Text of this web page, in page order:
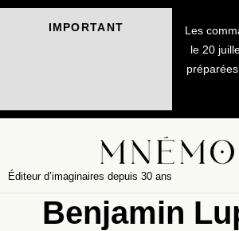
IMPORTANT
Les
le 20
Éditeur d’imaginaires depuis 30 ans
Benjamin